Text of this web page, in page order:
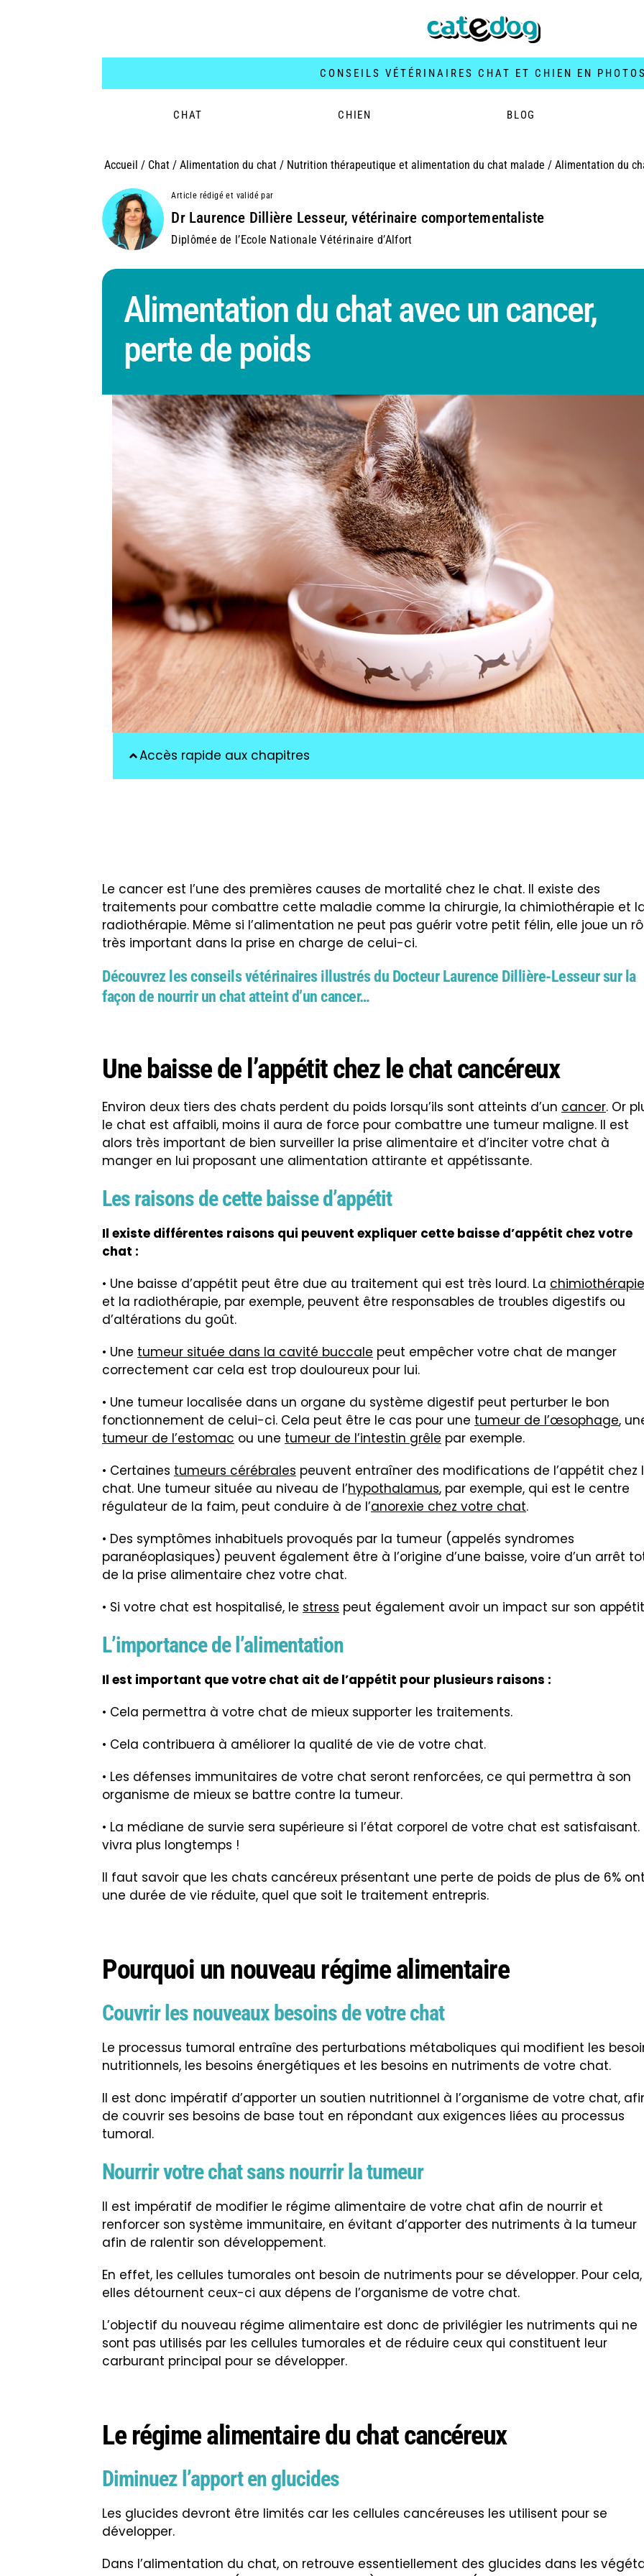
CONSEILS VÉTÉRINAIRES CHAT ET CHIEN EN
CHAT CHIEN BLOG
Accueil / Chat/ Alimentation du chat/ Nutrition thérapeutique et alimentation du chat malade / Alimentation du
Article rédigé et validé par
Dr Laurence Dillière Lesseur, vétérinaire comportementaliste
Diplômée de l’Ecole Nationale Vétérinaire d’Alfort
Alimentation du chat avec un cancer,
perte de poids
Accès rapide aux chapitres
Le cancer est l’une des premières causes de mortalité chez le chat. Il existe des
traitements pour combattre cette maladie comme la chirurgie, la chimiothérapie et
radiothérapie. Même si l’alimentation ne peut pas guérir votre petit félin, elle joue un
très important dans la prise en charge de celui-ci.
Découvrez les conseils vétérinaires illustrés du Docteur Laurence Dillière-Lesseur sur la
façon de nourrir un chat atteint d’un cancer…
Une baisse de l’appétit chez le chat cancéreux
Environ deux tiers des chats perdent du poids lorsqu’ils sont atteints d’un cancer. Or
le chat est affaibli, moins il aura de force pour combattre une tumeur maligne. Il est
alors très important de bien surveiller la prise alimentaire et d’inciter votre chat à
manger en lui proposant une alimentation attirante et appétissante.
Les raisons de cette baisse d’appétit
Il existe différentes raisons qui peuvent expliquer cette baisse d’appétit chez votre
chat :
• Une baisse d’appétit peut être due au traitement qui est très lourd. La chimiothérapie
et la radiothérapie, par exemple, peuvent être responsables de troubles digestifs ou
d’altérations du goût.
• Une tumeur située dans la cavité buccale peut empêcher votre chat de manger
correctement car cela est trop douloureux pour lui.
• Une tumeur localisée dans un organe du système digestif peut perturber le bon
fonctionnement de celui-ci. Cela peut être le cas pour une tumeur de l’œsophage,
tumeur de l’estomac ou une tumeur de l’intestin grêle par exemple.
• Certaines tumeurs cérébrales peuvent entraîner des modifications de l’appétit chez
chat. Une tumeur située au niveau de l’hypothalamus, par exemple, qui est le centre
régulateur de la faim, peut conduire à de l’anorexie chez votre chat.
• Des symptômes inhabituels provoqués par la tumeur (appelés syndromes
paranéoplasiques) peuvent également être à l’origine d’une baisse, voire d’un arrêt
de la prise alimentaire chez votre chat.
• Si votre chat est hospitalisé, le stress peut également avoir un impact sur son
L’importance de l’alimentation
Il est important que votre chat ait de l’appétit pour plusieurs raisons :
• Cela permettra à votre chat de mieux supporter les traitements.
• Cela contribuera à améliorer la qualité de vie de votre chat.
• Les défenses immunitaires de votre chat seront renforcées, ce qui permettra à son
organisme de mieux se battre contre la tumeur.
• La médiane de survie sera supérieure si l’état corporel de votre chat est satisfaisant.
vivra plus longtemps !
Il faut savoir que les chats cancéreux présentant une perte de poids de plus de 6%
une durée de vie réduite, quel que soit le traitement entrepris.
Pourquoi un nouveau régime alimentaire
Couvrir les nouveaux besoins de votre chat
Le processus tumoral entraîne des perturbations métaboliques qui modifient les
nutritionnels, les besoins énergétiques et les besoins en nutriments de votre chat.
Il est donc impératif d’apporter un soutien nutritionnel à l’organisme de votre chat,
de couvrir ses besoins de base tout en répondant aux exigences liées au processus
tumoral.
Nourrir votre chat sans nourrir la tumeur
Il est impératif de modifier le régime alimentaire de votre chat afin de nourrir et
renforcer son système immunitaire, en évitant d’apporter des nutriments à la tumeur
afin de ralentir son développement.
En effet, les cellules tumorales ont besoin de nutriments pour se développer. Pour cela,
elles détournent ceux-ci aux dépens de l’organisme de votre chat.
L’objectif du nouveau régime alimentaire est donc de privilégier les nutriments qui ne
sont pas utilisés par les cellules tumorales et de réduire ceux qui constituent leur
carburant principal pour se développer.
Le régime alimentaire du chat cancéreux
Diminuez l’apport en glucides
Les glucides devront être limités car les cellules cancéreuses les utilisent pour se
développer.
Dans l’alimentation du chat, on retrouve essentiellement des glucides dans les